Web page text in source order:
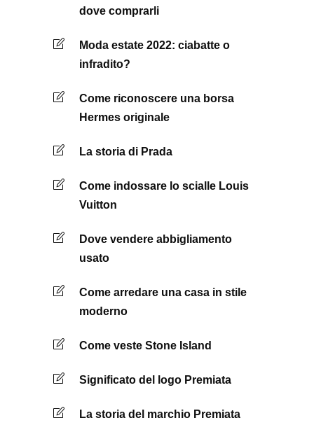
dove comprarli
Moda estate 2022: ciabatte o
infradito?
Come riconoscere una borsa
Hermes originale
La storia di Prada
Come indossare lo scialle Louis
Vuitton
Dove vendere abbigliamento
usato
Come arredare una casa in stile
moderno
Come veste Stone Island
Significato del logo Premiata
La storia del marchio Premiata